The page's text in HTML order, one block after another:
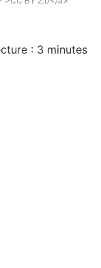
: 3 minutes